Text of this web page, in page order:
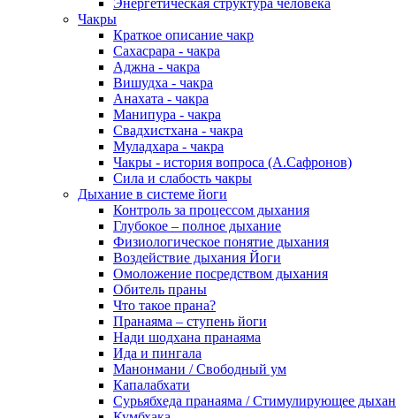
Чакры
Краткое описание чакр
Сахасрара - чакра
Аджна - чакра
Вишудха - чакра
Анахата - чакра
Манипура - чакра
Свадхистхана - чакра
Муладхара - чакра
Чакры - история вопроса (А.Сафронов)
Сила и слабость чакры
Дыхание в системе йоги
Контроль за процессом дыхания
Глубокое – полное дыхание
Физиологическое понятие дыхания
Воздействие дыхания Йоги
Омоложение посредством дыхания
Обитель праны
Что такое прана?
Пранаяма – ступень йоги
Нади шодхана пранаяма
Ида и пингала
Манонмани / Свободный ум
Капалабхати
Сурьябхеда пранаяма / Стимулирующее